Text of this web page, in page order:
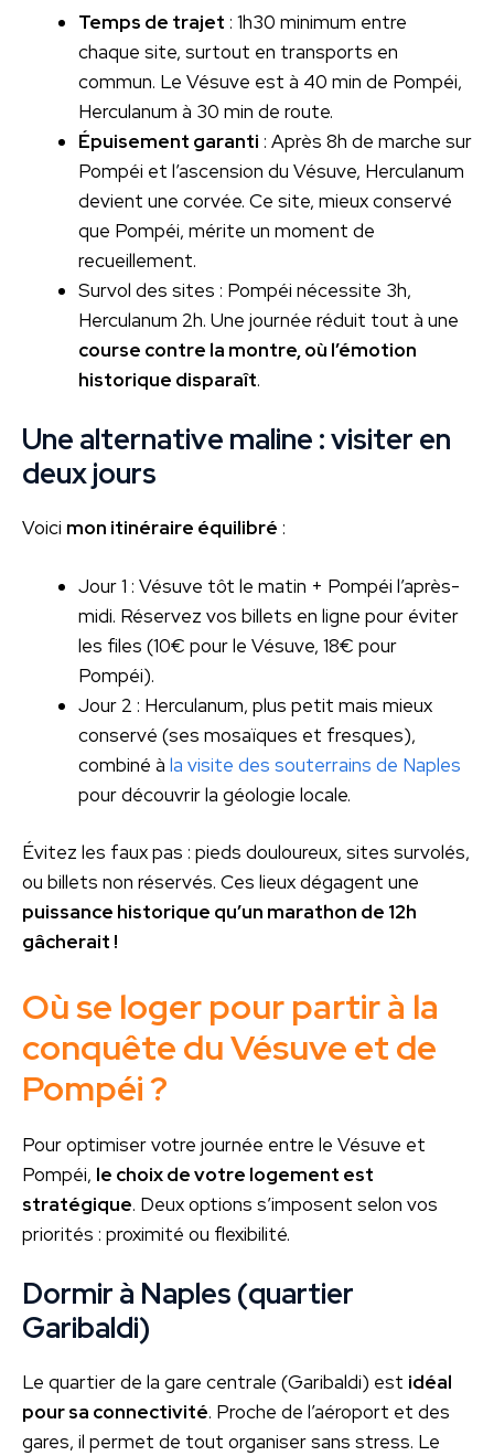
Temps de trajet : 1h30 minimum entre
chaque site, surtout en transports en
commun. Le Vésuve est à 40 min de Pompéi,
Herculanum à 30 min de route.
Épuisement garanti : Après 8h de marche sur
Pompéi et l’ascension du Vésuve, Herculanum
devient une corvée. Ce site, mieux conservé
que Pompéi, mérite un moment de
recueillement.
Survol des sites : Pompéi nécessite 3h,
Herculanum 2h. Une journée réduit tout à une
course contre la montre, où l’émotion
historique disparaît.
Une alternative maline : visiter en
deux jours
Voici mon itinéraire équilibré :
Jour 1 : Vésuve tôt le matin + Pompéi l’après-
midi. Réservez vos billets en ligne pour éviter
les files (10€ pour le Vésuve, 18€ pour
Pompéi).
Jour 2 : Herculanum, plus petit mais mieux
conservé (ses mosaïques et fresques),
combiné à la visite des souterrains de Naples
pour découvrir la géologie locale.
Évitez les faux pas : pieds douloureux, sites survolés,
ou billets non réservés. Ces lieux dégagent une
puissance historique qu’un marathon de 12h
gâcherait !
Où se loger pour partir à la
conquête du Vésuve et de
Pompéi ?
Pour optimiser votre journée entre le Vésuve et
Pompéi, le choix de votre logement est
stratégique. Deux options s’imposent selon vos
priorités : proximité ou flexibilité.
Dormir à Naples (quartier
Garibaldi)
Le quartier de la gare centrale (Garibaldi) est idéal
pour sa connectivité. Proche de l’aéroport et des
gares, il permet de tout organiser sans stress. Le